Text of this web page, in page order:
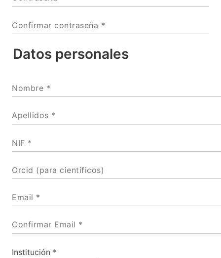
Confirmar contraseña *
Datos personales
Nombre *
Apellidos *
NIF *
Orcid (para científicos)
Email *
Confirmar Email *
Institución *